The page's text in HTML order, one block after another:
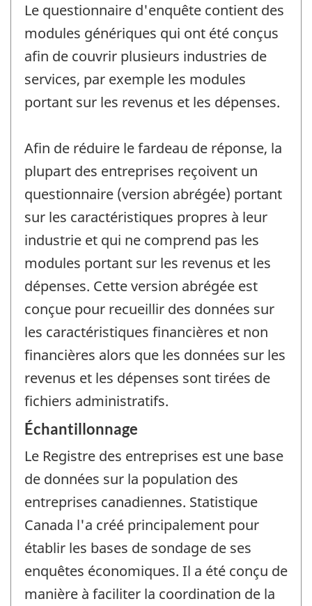
Le questionnaire d'enquête contient des
modules génériques qui ont été conçus
afin de couvrir plusieurs industries de
services, par exemple les modules
portant sur les revenus et les dépenses.
Afin de réduire le fardeau de réponse, la
plupart des entreprises reçoivent un
questionnaire (version abrégée) portant
sur les caractéristiques propres à leur
industrie et qui ne comprend pas les
modules portant sur les revenus et les
dépenses. Cette version abrégée est
conçue pour recueillir des données sur
les caractéristiques financières et non
financières alors que les données sur les
revenus et les dépenses sont tirées de
fichiers administratifs.
Échantillonnage
Le Registre des entreprises est une base
de données sur la population des
entreprises canadiennes. Statistique
Canada l'a créé principalement pour
établir les bases de sondage de ses
enquêtes économiques. Il a été conçu de
manière à faciliter la coordination de la